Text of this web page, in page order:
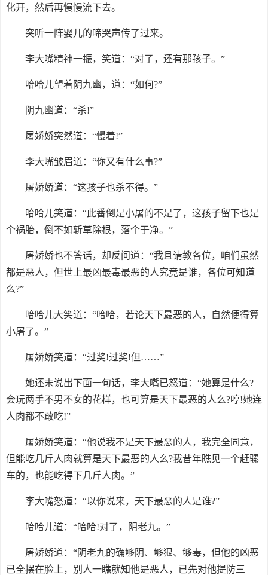
化开，然后再慢慢流下去。
突听一阵婴儿的啼哭声传了过来。
李大嘴精神一振，笑道：“对了，还有那孩子。”
哈哈儿望着阴九幽，道：“如何?”
阴九幽道：“杀!”
屠娇娇突然道：“慢着!”
李大嘴皱眉道：“你又有什么事?”
屠娇娇道：“这孩子也杀不得。”
哈哈儿笑道：“此番倒是小屠的不是了，这孩子留下也是
个祸胎，倒不如斩草除根，落个于净。”
屠娇娇也不答话，却反问道：“我且请教各位，咱们虽然
都是恶人，但世上最凶最毒最恶的人究竟是谁，各位可知道
么?”
哈哈儿大笑道：“哈哈，若论天下最恶的人，自然便得算
小屠了。”
屠娇娇笑道：“过奖!过奖!但……”
她还未说出下面一句话，李大嘴已怒道：“她算是什么?
会玩两手不男不女的花样，也可算是天下最恶的人么?哼!她连
人肉都不敢吃!”
屠娇娇笑道：“他说我不是天下最恶的人，我完全同意，
但能吃几斤人肉就算是天下最恶的人么?我昔年瞧见一个赶骡
车的，也能吃得下几斤人肉。”
李大嘴怒道：“以你说来，天下最恶的人是谁?”
哈哈儿道：“哈哈!对了，阴老九。”
屠娇娇道：“阴老九的确够阴、够狠、够毒，但他的凶恶
已全摆在脸上，别人一瞧就知他是恶人，已先对他提防三